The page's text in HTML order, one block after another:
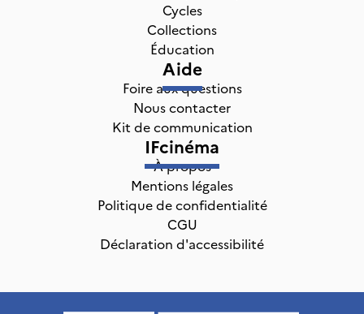
Cycles
Collections
Éducation
Aide
Foire aux questions
Nous contacter
Kit de communication
IFcinéma
À propos
Mentions légales
Politique de confidentialité
CGU
Déclaration d'accessibilité